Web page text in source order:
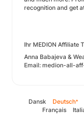
recognition and get
Ihr MEDION Affiliate
Anna Babajeva &
Email: medion-all-
Dansk Deutsch*
Français